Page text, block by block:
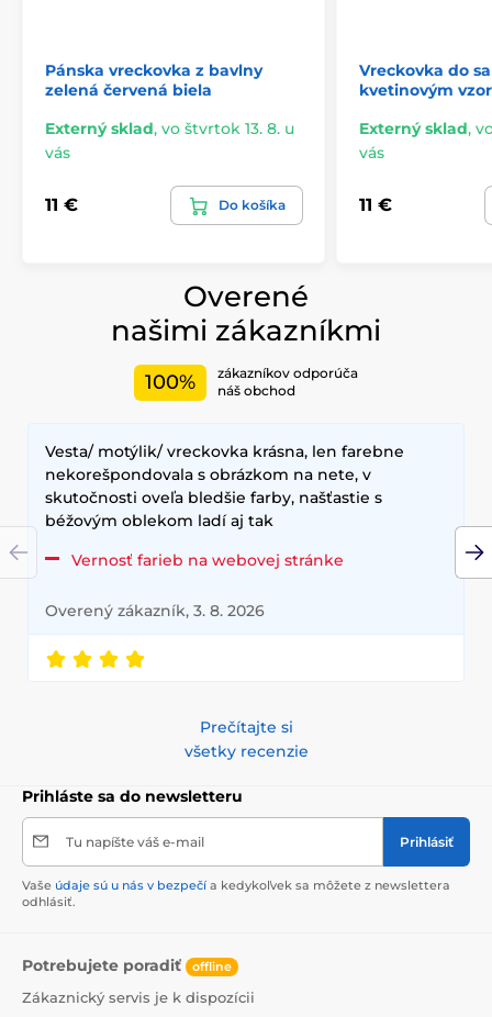
Pánska vreckovka z bavlny
zelená červená biela
Externý sklad, vo štvrtok 13. 8. u
vás
11 € Do košíka
Vreckovka do
kvetinovým
Externý sklad,
vás
11 €
Overené
našimi zákazníkmi
100%
zákazníkov odporúča
náš obchod
Vesta/ motýlik/ vreckovka krásna, len farebne
nekorešpondovala s obrázkom na nete, v
skutočnosti oveľa bledšie farby, našťastie s
béžovým oblekom ladí aj tak
Vernosť farieb na webovej stránke
Overený zákazník, 3. 8. 2026
Prečítajte si
všetky recenzie
Prihláste sa do newsletteru
Tu napíšte váš e-mail Prihlásiť
Vaše údaje sú u nás v bezpečí a kedykoľvek sa môžete z newslettera
odhlásiť.
Potrebujete poradiť offline
Zákaznický servis je k dispozícii